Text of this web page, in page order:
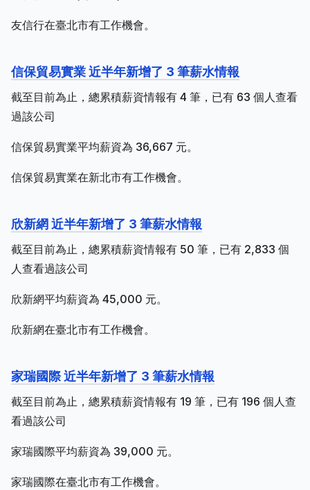
友信行在臺北市有工作機會。
信保貿易實業 近半年新增了 3 筆薪水情報
截至目前為止，總累積薪資情報有 4 筆，已有 63 個人查看
過該公司
信保貿易實業平均薪資為 36,667 元。
信保貿易實業在新北市有工作機會。
欣新網 近半年新增了 3 筆薪水情報
截至目前為止，總累積薪資情報有 50 筆，已有 2,833 個
人查看過該公司
欣新網平均薪資為 45,000 元。
欣新網在臺北市有工作機會。
家瑞國際 近半年新增了 3 筆薪水情報
截至目前為止，總累積薪資情報有 19 筆，已有 196 個人查
看過該公司
家瑞國際平均薪資為 39,000 元。
家瑞國際在臺北市有工作機會。